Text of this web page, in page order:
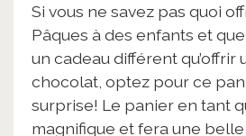
Si vous ne savez pas quoi
Pâques à des enfants et
un cadeau différent qu’offrir
chocolat, optez pour ce
surprise! Le panier en tant
magnifique et fera une